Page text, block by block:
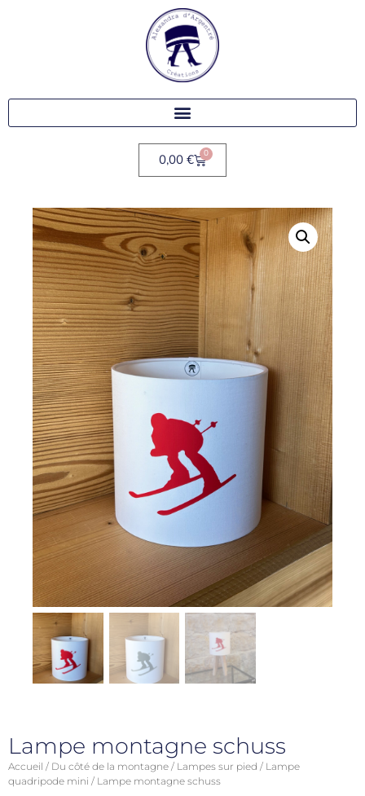
0,00 € 0
Lampe montagne schuss
Accueil / Du côté de la montagne / Lampes sur pied / Lampe
quadripode mini / Lampe montagne schuss